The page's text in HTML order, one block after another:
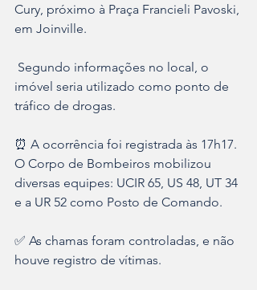
Cury, próximo à Praça Francieli Pavoski,
em Joinville.
imóvel seria utilizado como ponto de
tráfico de drogas.
⏰ A ocorrência foi registrada às 17h17.
O Corpo de Bombeiros mobilizou
diversas equipes: UCIR 65, US 48, UT 34
e a UR 52 como Posto de Comando.
✅ As chamas foram controladas, e não
houve registro de vítimas.